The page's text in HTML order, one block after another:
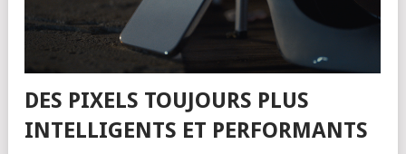
DES PIXELS TOUJOURS PLUS
INTELLIGENTS ET PERFORMANTS